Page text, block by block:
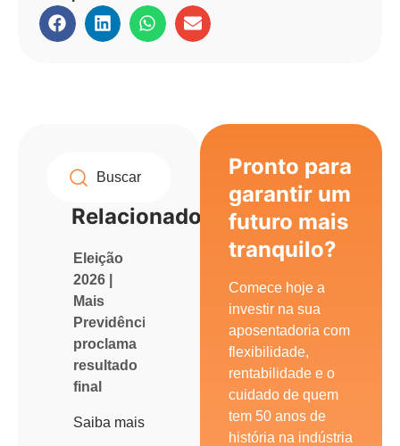
Relacionados
Eleição
2026 |
Mais
Previdência
proclama
resultado
final
Saiba mais
Pronto para
garantir um
futuro mais
tranquilo?
Comece hoje a
investir na sua
aposentadoria com
flexibilidade,
rentabilidade e o
cuidado de quem
tem 50 anos de
história na indústria